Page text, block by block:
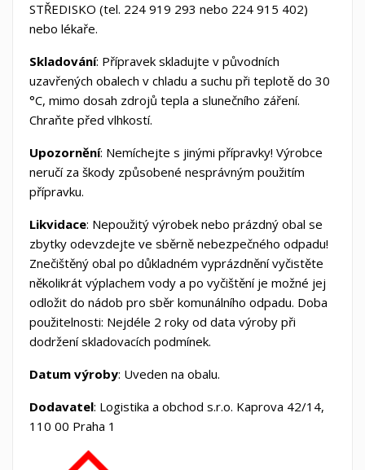
STŘEDISKO (tel. 224 919 293 nebo 224 915 402)
nebo lékaře.
Skladování: Přípravek skladujte v původních
uzavřených obalech v chladu a suchu při teplotě do 30
°C, mimo dosah zdrojů tepla a slunečního záření.
Chraňte před vlhkostí.
Upozornění: Nemíchejte s jinými přípravky! Výrobce
neručí za škody způsobené nesprávným použitím
přípravku.
Likvidace: Nepoužitý výrobek nebo prázdný obal se
zbytky odevzdejte ve sběrně nebezpečného odpadu!
Znečištěný obal po důkladném vyprázdnění vyčistěte
několikrát výplachem vody a po vyčištění je možné jej
odložit do nádob pro sběr komunálního odpadu. Doba
použitelnosti: Nejdéle 2 roky od data výroby při
dodržení skladovacích podmínek.
Datum výroby: Uveden na obalu.
Dodavatel: Logistika a obchod s.r.o. Kaprova 42/14,
110 00 Praha 1